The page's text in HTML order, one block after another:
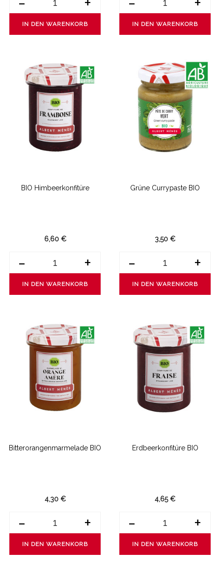
IN DEN WARENKORB IN DEN WARENKORB
BIO Himbeerkonfitüre
6,60 €
- +
IN DEN WARENKORB
Grüne Currypaste BIO
3,50 €
- +
IN DEN WARENKORB
Bitterorangenmarmelade BIO
4,30 €
- +
IN DEN WARENKORB
Erdbeerkonfitüre BIO
4,65 €
- +
IN DEN WARENKORB